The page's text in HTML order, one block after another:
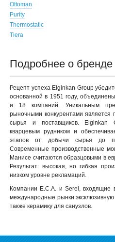
Ottoman
Purity
Thermostatic
Tiera
Подробнее о бренде
Рецепт успеха Elginkan Group
основанной в 1951 году,
и 18 компаний. Уникальным
рыночными конкурентами является
сырья и поставщиков. Elginkan
кварцевым рудником и
этапов от добычи сырья до
Современные производственные
Манисе считаются образцовыми в
Результат: высокая, но гибкая
низком уровне рекламаций.
Компании E.C.A. и Serel, входящие
международные рынки
также керамику для санузлов.